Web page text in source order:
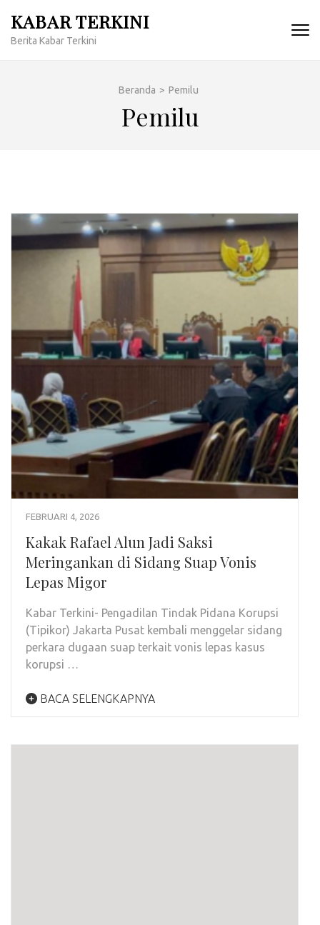
konten
KABAR TERKINI
Berita Kabar Terkini
Beranda > Pemilu
Pemilu
FEBRUARI 4, 2026
Kakak Rafael Alun Jadi Saksi
Meringankan di Sidang Suap Vonis
Lepas Migor
Kabar Terkini- Pengadilan Tindak Pidana Korupsi
(Tipikor) Jakarta Pusat kembali menggelar sidang
perkara dugaan suap terkait vonis lepas kasus
korupsi …
BACA SELENGKAPNYA